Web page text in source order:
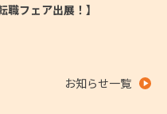
職フェア出展！】
お知らせ一覧